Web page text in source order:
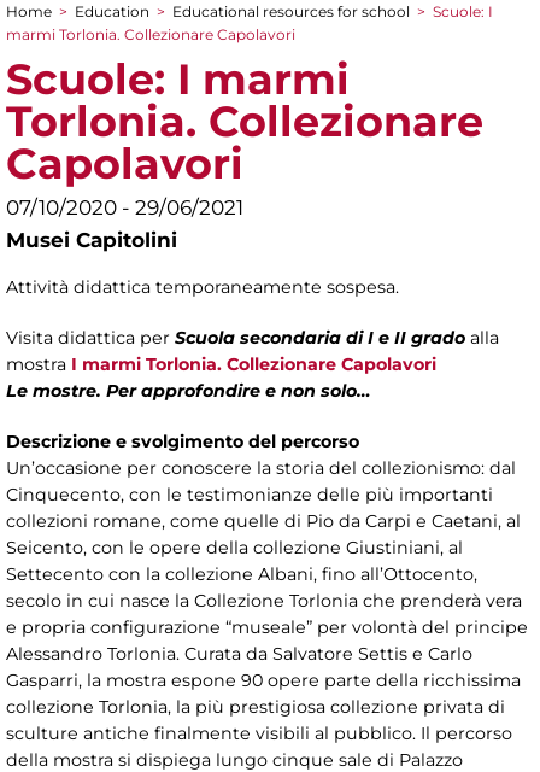
You are here
Home > Education > Educational resources for school > Scuole: I
marmi Torlonia. Collezionare Capolavori
Scuole: I marmi
Torlonia. Collezionare
Capolavori
07/10/2020 - 29/06/2021
Musei Capitolini
Attività didattica temporaneamente sospesa.
Visita didattica per Scuola secondaria di I e II grado alla
mostra I marmi Torlonia. Collezionare Capolavori
Le mostre. Per approfondire e non solo…
Descrizione e svolgimento del percorso
Un’occasione per conoscere la storia del collezionismo: dal
Cinquecento, con le testimonianze delle più importanti
collezioni romane, come quelle di Pio da Carpi e Caetani, al
Seicento, con le opere della collezione Giustiniani, al
Settecento con la collezione Albani, fino all’Ottocento,
secolo in cui nasce la Collezione Torlonia che prenderà vera
e propria configurazione “museale” per volontà del principe
Alessandro Torlonia. Curata da Salvatore Settis e Carlo
Gasparri, la mostra espone 90 opere parte della ricchissima
collezione Torlonia, la più prestigiosa collezione privata di
sculture antiche finalmente visibili al pubblico. Il percorso
della mostra si dispiega lungo cinque sale di Palazzo